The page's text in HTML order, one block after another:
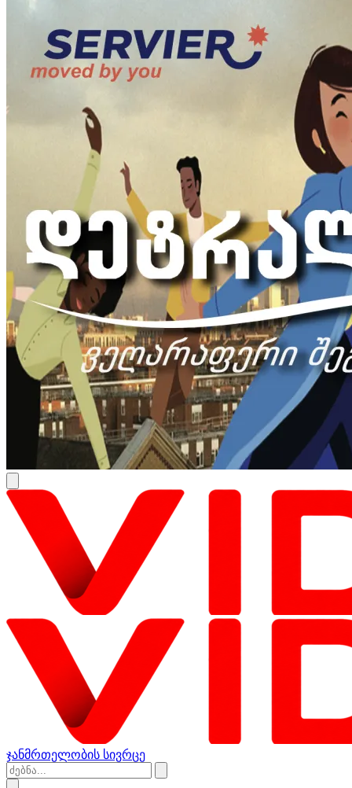
ჯანმრთელობის სივრცე